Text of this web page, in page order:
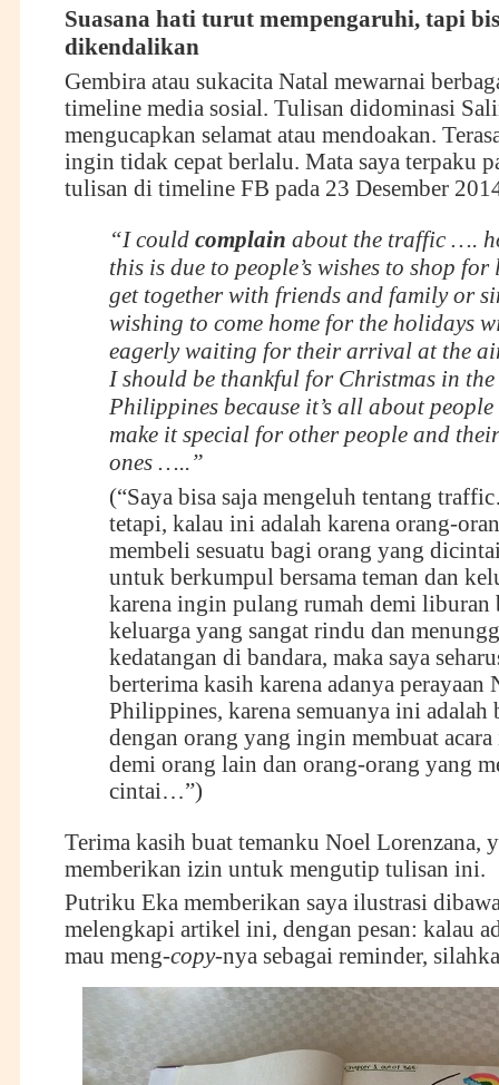
Suasana hati turut mempengaruhi, tapi
dikendalikan
Gembira atau sukacita Natal mewarnai
timeline media sosial. Tulisan didominasi
mengucapkan selamat atau mendoakan.
ingin tidak cepat berlalu. Mata saya terpaku
tulisan di timeline FB pada 23 Desember
“I could complain about the traffic ….
this is due to people’s wishes to shop for
get together with friends and family or
wishing to come home for the holidays
eagerly waiting for their arrival at the
I should be thankful for Christmas in the
Philippines because it’s all about
make it special for other people and
ones …..”
(“Saya bisa saja mengeluh tentang
tetapi, kalau ini adalah karena orang-
membeli sesuatu bagi orang yang
untuk berkumpul bersama teman dan
karena ingin pulang rumah demi liburan
keluarga yang sangat rindu dan
kedatangan di bandara, maka saya
berterima kasih karena adanya perayaan
Philippines, karena semuanya ini adalah
dengan orang yang ingin membuat
demi orang lain dan orang-orang yang
cintai…”)
Terima kasih buat temanku Noel Lorenzana,
memberikan izin untuk mengutip tulisan ini.
Putriku Eka memberikan saya ilustrasi
melengkapi artikel ini, dengan pesan: kalau
mau meng-copy-nya sebagai reminder,